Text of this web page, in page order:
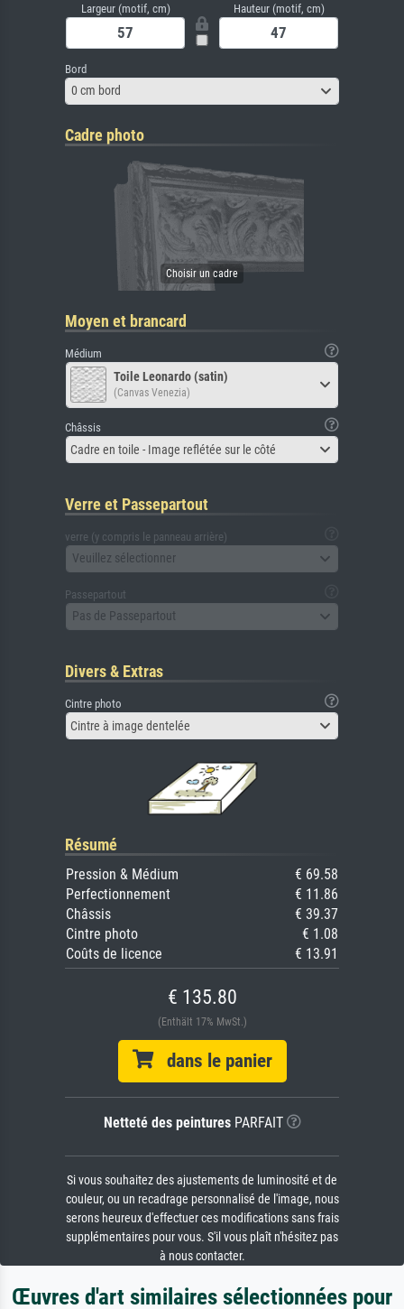
Largeur (motif, cm) Hauteur (motif, cm)
Bord
0 cm bord
Cadre photo
Moyen et brancard
Médium
Toile Leonardo (satin)
(Canvas Venezia)
Châssis
Cadre en toile - Image reflétée sur le côté
Verre et Passepartout
verre (y compris le panneau arrière)
Veuillez sélectionner
Passepartout
Pas de Passepartout
Divers & Extras
Cintre photo
Cintre à image dentelée
Résumé
Pression & Médium
€ 69.58
Perfectionnement
€ 11.86
Châssis
€ 39.37
Cintre photo
€ 1.08
Coûts de licence
€ 13.91
€ 135.80
(Enthält 17% MwSt.)
dans le panier
Netteté des peinturesPARFAIT
Si vous souhaitez des ajustements de luminosité et de
couleur, ou un recadrage personnalisé de l'image, nous
serons heureux d'effectuer ces modifications sans frais
supplémentaires pour vous. S'il vous plaît n'hésitez pas
à nous contacter.
Œuvres d'art similaires sélectionnées pour